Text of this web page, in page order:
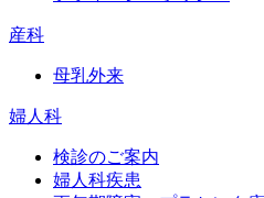
産科
母乳外来
婦人科
検診のご案内
婦人科疾患